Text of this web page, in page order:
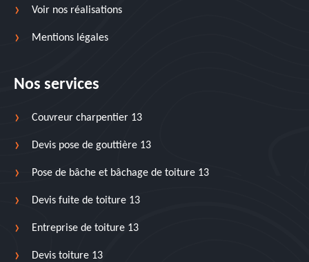
Voir nos réalisations
Mentions légales
Nos services
Couvreur charpentier 13
Devis pose de gouttière 13
Pose de bâche et bâchage de toiture 13
Devis fuite de toiture 13
Entreprise de toiture 13
Devis toiture 13